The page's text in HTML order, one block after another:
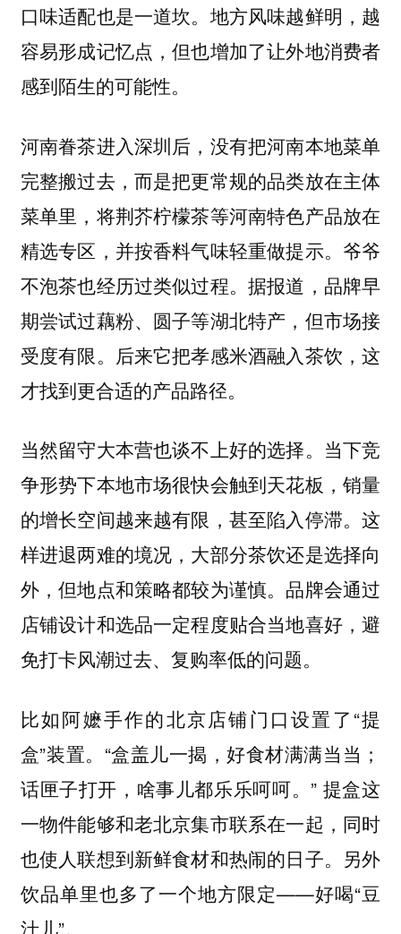
口味适配也是一道坎。地方风味越鲜明，越
容易形成记忆点，但也增加了让外地消费者
感到陌生的可能性。
河南眷茶进入深圳后，没有把河南本地菜单
完整搬过去，而是把更常规的品类放在主体
菜单里，将荆芥柠檬茶等河南特色产品放在
精选专区，并按香料气味轻重做提示。爷爷
不泡茶也经历过类似过程。据报道，品牌早
期尝试过藕粉、圆子等湖北特产，但市场接
受度有限。后来它把孝感米酒融入茶饮，这
才找到更合适的产品路径。
当然留守大本营也谈不上好的选择。当下竞
争形势下本地市场很快会触到天花板，销量
的增长空间越来越有限，甚至陷入停滞。这
样进退两难的境况，大部分茶饮还是选择向
外，但地点和策略都较为谨慎。品牌会通过
店铺设计和选品一定程度贴合当地喜好，避
免打卡风潮过去、复购率低的问题。
比如阿嬷手作的北京店铺门口设置了“提
盒”装置。“盒盖儿一揭，好食材满满当当；
话匣子打开，啥事儿都乐乐呵呵。” 提盒这
一物件能够和老北京集市联系在一起，同时
也使人联想到新鲜食材和热闹的日子。另外
饮品单里也多了一个地方限定——好喝“豆
汁儿”。